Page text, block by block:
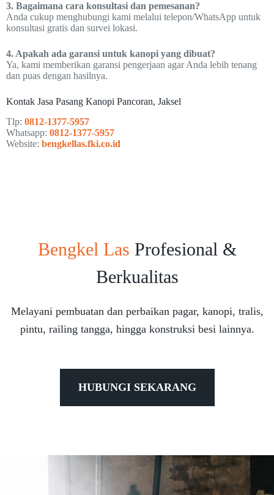
3. Bagaimana cara konsultasi dan pemesanan?
Anda cukup menghubungi kami melalui telepon/WhatsApp untuk
konsultasi gratis dan survei lokasi.
4. Apakah ada garansi untuk kanopi yang dibuat?
Ya, kami memberikan garansi pengerjaan agar Anda lebih tenang
dan puas dengan hasilnya.
Kontak Jasa Pasang Kanopi Pancoran, Jaksel
Tlp: 0812-1377-5957
Whatsapp: 0812-1377-5957
Website: bengkellas.fki.co.id
Bengkel Las Profesional &
Berkualitas
Melayani pembuatan dan perbaikan pagar, kanopi, tralis,
pintu, railing tangga, hingga konstruksi besi lainnya.
HUBUNGI SEKARANG